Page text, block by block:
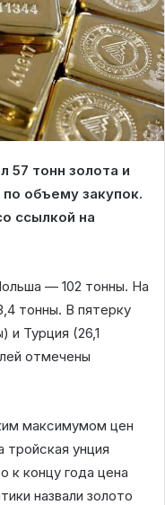
57 тонн золота и
объему закупок.
ссылкой на
— 102 тонны. На
тонны. В пятерку
и Турция (26,1
отмечены
максимумом цен
тройская унция
к концу года цена
назвали золото